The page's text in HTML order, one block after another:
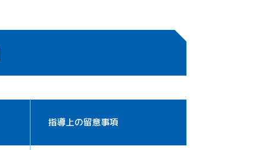
指導上の留意事項